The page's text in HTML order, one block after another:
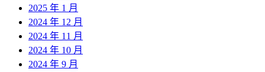
2025 年 1 月
2024 年 12 月
2024 年 11 月
2024 年 10 月
2024 年 9 月